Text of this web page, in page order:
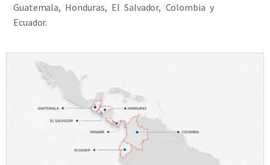
Guatemala, Honduras, El Salvador, Colombia y
Ecuador.